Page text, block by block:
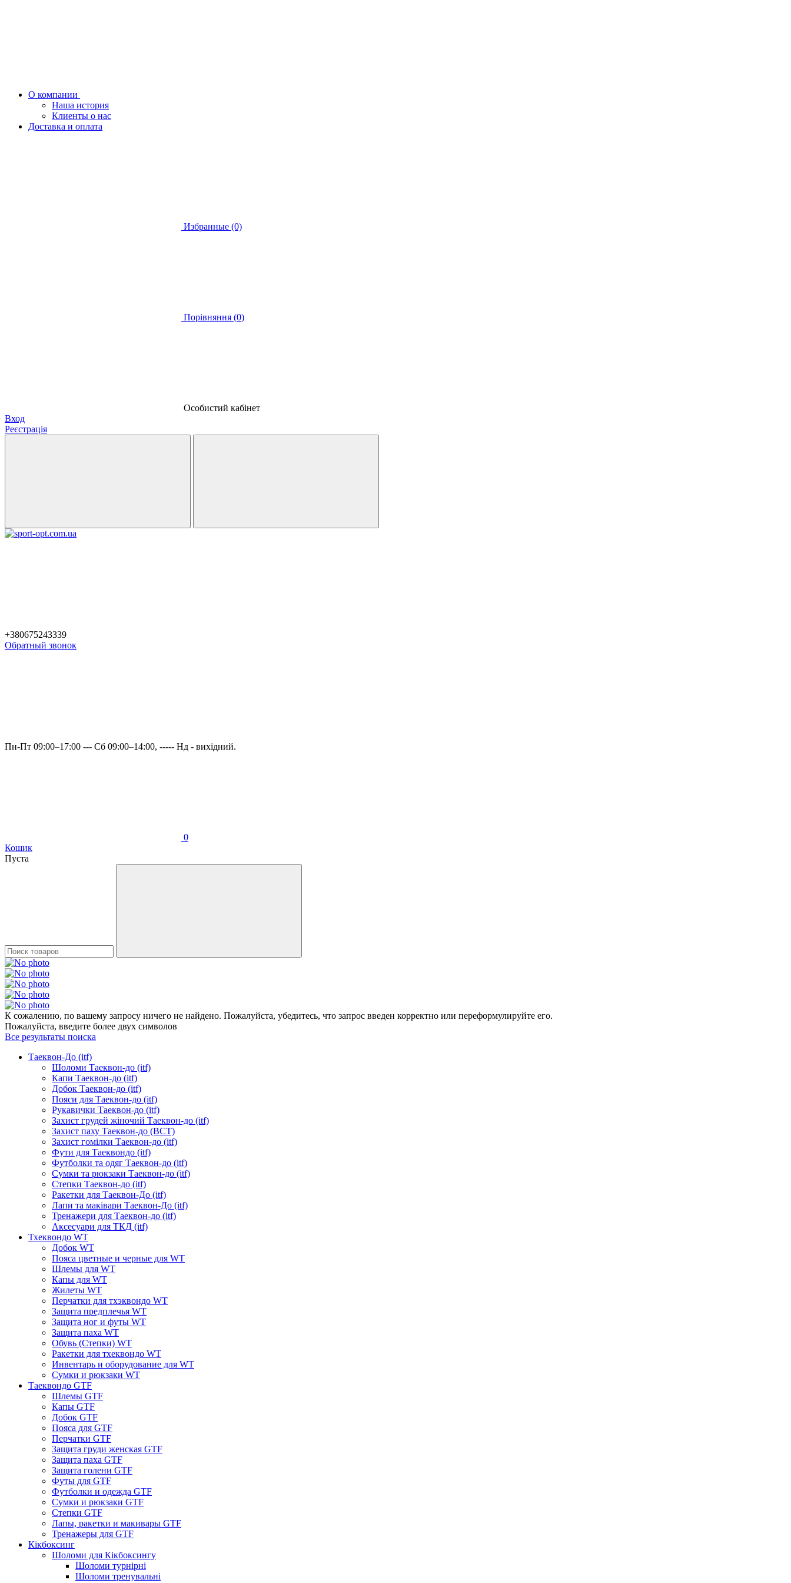
О компании
Наша история
Клиенты о нас
Доставка и оплата
Избранные (0)
Порівняння (0)
Особистий кабінет
Вход
Реєстрація
+380675243339
Обратный звонок
Пн-Пт 09:00–17:00 --- Сб 09:00–14:00, ----- Нд - вихідний.
0
Кошик
Пуста
К сожалению, по вашему запросу ничего не найдено. Пожалуйста, убедитесь, что запрос введен корректно или переформулируйте его.
Пожалуйста, введите более двух символов
Все результаты поиска
Таеквон-До (itf)
Шоломи Таеквон-до (itf)
Капи Таеквон-до (itf)
Добок Таеквон-до (itf)
Пояси для Таеквон-до (itf)
Рукавички Таеквон-до (itf)
Захист грудей жіночий Таеквон-до (itf)
Захист паху Таеквон-до (ВСТ)
Захист гомілки Таеквон-до (itf)
Фути для Таеквондо (itf)
Футболки та одяг Таеквон-до (itf)
Сумки та рюкзаки Таеквон-до (itf)
Степки Таеквон-до (itf)
Ракетки для Таеквон-До (itf)
Лапи та маківари Таеквон-До (itf)
Тренажери для Таеквон-до (itf)
Аксесуари для ТКД (itf)
Тхеквондо WT
Добок WT
Пояса цветные и черные для WT
Шлемы для WT
Капы для WT
Жилеты WT
Перчатки для тхэквондо WT
Защита предплечья WT
Защита ног и футы WT
Защита паха WT
Обувь (Степки) WT
Ракетки для тхеквондо WT
Инвентарь и оборудование для WT
Сумки и рюкзаки WT
Таеквондо GTF
Шлемы GTF
Капы GTF
Добок GTF
Пояса для GTF
Перчатки GTF
Защита груди женская GTF
Защита паха GTF
Защита голени GTF
Футы для GTF
Футболки и одежда GTF
Сумки и рюкзаки GTF
Степки GTF
Лапы, ракетки и макивары GTF
Тренажеры для GTF
Кікбоксинг
Шоломи для Кікбоксингу
Шоломи турнірні
Шоломи тренувальні